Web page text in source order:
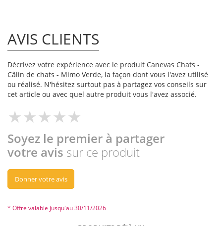
AVIS CLIENTS
Décrivez votre expérience avec le produit Canevas Chats -
Câlin de chats - Mimo Verde, la façon dont vous l'avez utilisé
ou réalisé. N'hésitez surtout pas à partagez vos conseils sur
cet article ou avec quel autre produit vous l'avez associé.
Soyez le premier à partager
votre avis sur ce produit
Donner votre avis
* Offre valable jusqu'au 30/11/2026